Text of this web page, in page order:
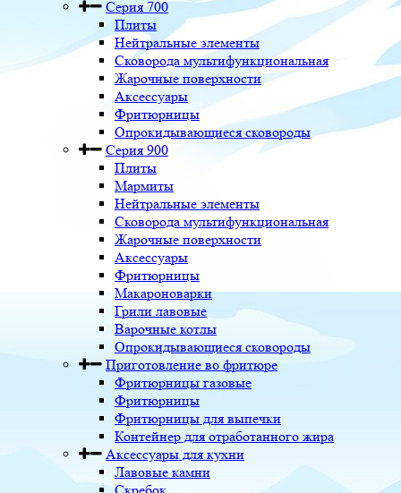
Серия 700
Плиты
Нейтральные элементы
Сковорода мультифункциональная
Жарочные поверхности
Аксессуары
Фритюрницы
Опрокидывающиеся сковороды
Серия 900
Плиты
Мармиты
Нейтральные элементы
Сковорода мультифункциональная
Жарочные поверхности
Аксессуары
Фритюрницы
Макароноварки
Грили лавовые
Варочные котлы
Опрокидывающиеся сковороды
Приготовление во фритюре
Фритюрницы газовые
Фритюрницы
Фритюрницы для выпечки
Контейнер для отработанного жира
Аксессуары для кухни
Лавовые камни